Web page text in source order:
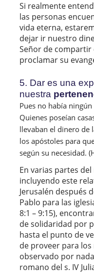
Si realmente
las personas
vida eterna,
dejar ir nuestro
Señor de compartir
proclamar su
5. Dar es una
nuestra
Pues no había
Quienes poseían
llevaban el dinero de
los apóstoles para
según su necesidad.
En varias partes
incluyendo este
Jerusalén después
Pablo para las
8:1 – 9:15),
de solidaridad por
hasta el punto de
de proveer para
observado por
romano del s. IV